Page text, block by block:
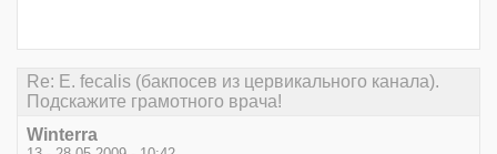
Re: E. fecalis (бакпосев из цервикального канала).
Подскажите грамотного врача!
Winterra